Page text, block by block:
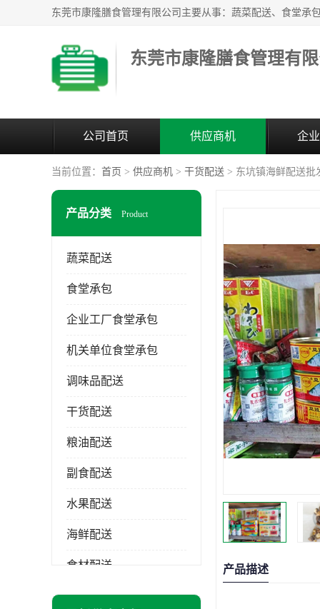
东莞市康隆膳食管理有
公司首页 供应商机 企
当前位置： 首页 > 供应商机 > 干货配送 > 东坑镇海鲜配送批
产品分类 Product
蔬菜配送
食堂承包
企业工厂食堂承包
机关单位食堂承包
调味品配送
干货配送
粮油配送
副食配送
水果配送
海鲜配送
食材配送 产品描述